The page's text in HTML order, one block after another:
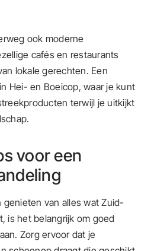
ook moderne
cafés en restaurants
lokale gerechten. Een
Hei- en Boeicop, waar je kunt
terwijl je uitkijkt
voor een
van alles wat Zuid-
is het belangrijk om goed
Zorg ervoor dat je